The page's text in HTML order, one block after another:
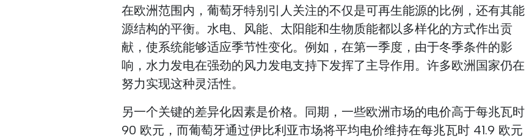
在欧洲范围内，葡萄牙特别引人关注的不仅是可再生能源的比例，还有其能
源结构的平衡。水电、风能、太阳能和生物质能都以多样化的方式作出贡
献，使系统能够适应季节性变化。例如，在第一季度，由于冬季条件的影
响，水力发电在强劲的风力发电支持下发挥了主导作用。许多欧洲国家仍在
努力实现这种灵活性。
另一个关键的差异化因素是价格。同期，一些欧洲市场的电价高于每兆瓦时
90 欧元，而葡萄牙通过伊比利亚市场将平均电价维持在每兆瓦时 41.9 欧元